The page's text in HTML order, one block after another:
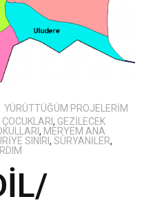
YÜRÜTTÜĞÜM PROJELERIM
, GEZILECEK
, MERYEM ANA
SINIRI , SÜRYANILER,